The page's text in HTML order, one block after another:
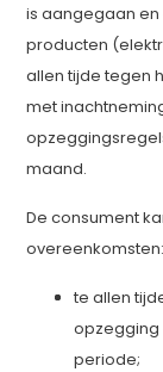
is aangegaan
producten
allen tijde tegen
met
maand.
De consument
overeenkomsten:
te allen
opzegging
periode;